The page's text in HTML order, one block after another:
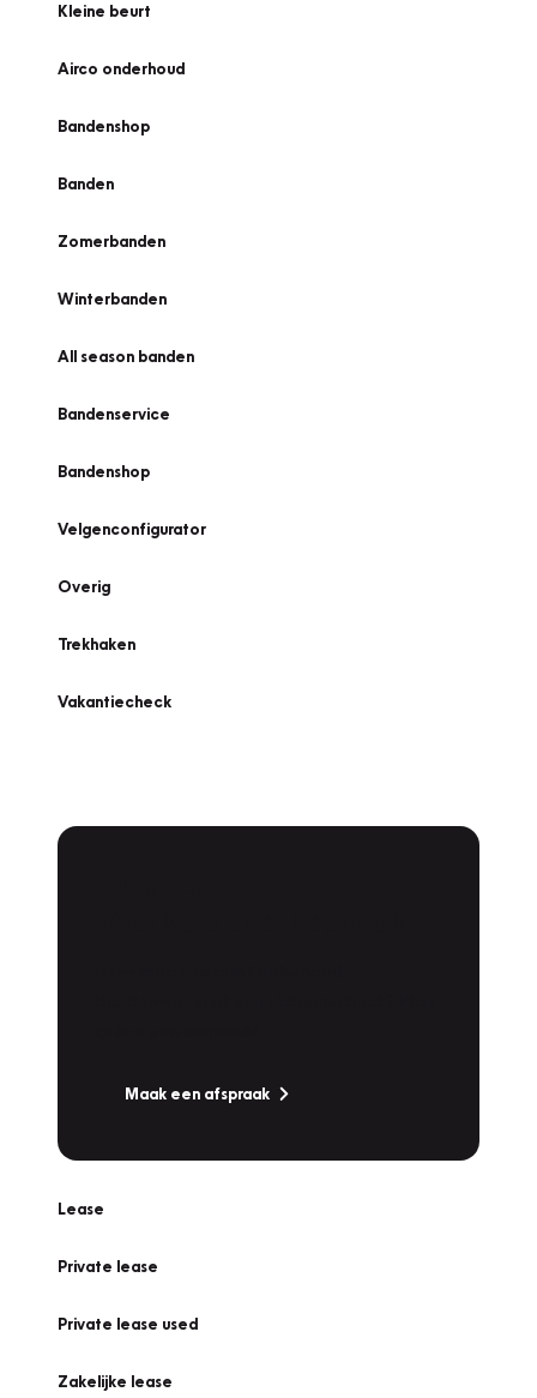
Kleine beurt
Airco onderhoud
Bandenshop
Banden
Zomerbanden
Winterbanden
All season banden
Bandenservice
Bandenshop
Velgenconfigurator
Overig
Trekhaken
Vakantiecheck
Maak een afspraak
Lease
Private lease
Private lease used
Zakelijke lease